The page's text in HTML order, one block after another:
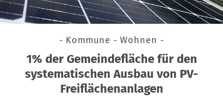
- Kommune - Wohnen -
1% der Gemeindefläche für den
systematischen Ausbau von PV-
Freiflächenanlagen